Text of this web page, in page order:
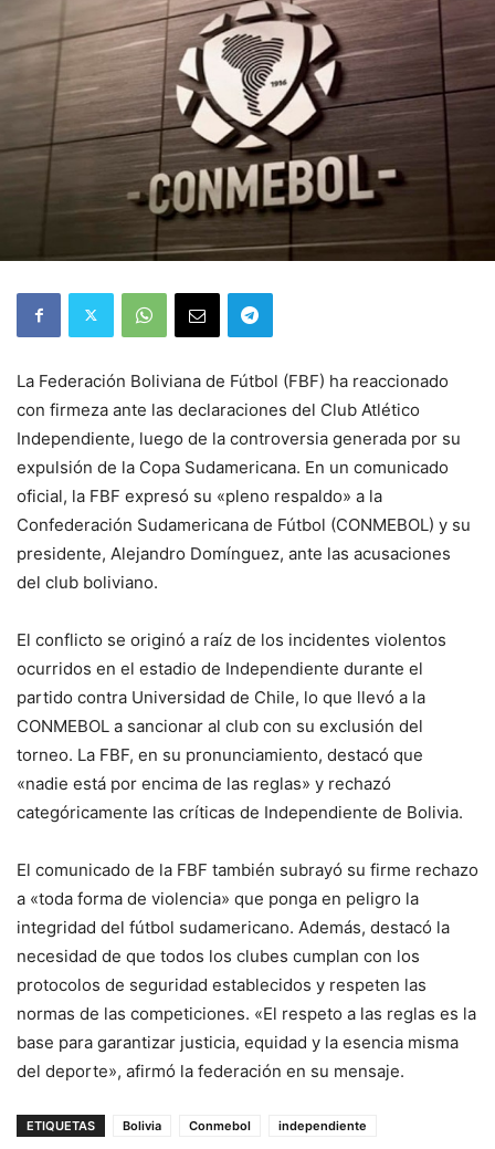
La Federación Boliviana de Fútbol (FBF) ha reaccionado
con firmeza ante las declaraciones del Club Atlético
Independiente, luego de la controversia generada por su
expulsión de la Copa Sudamericana. En un comunicado
oficial, la FBF expresó su «pleno respaldo» a la
Confederación Sudamericana de Fútbol (CONMEBOL) y su
presidente, Alejandro Domínguez, ante las acusaciones
del club boliviano.
El conflicto se originó a raíz de los incidentes violentos
ocurridos en el estadio de Independiente durante el
partido contra Universidad de Chile, lo que llevó a la
CONMEBOL a sancionar al club con su exclusión del
torneo. La FBF, en su pronunciamiento, destacó que
«nadie está por encima de las reglas» y rechazó
categóricamente las críticas de Independiente de Bolivia.
El comunicado de la FBF también subrayó su firme rechazo
a «toda forma de violencia» que ponga en peligro la
integridad del fútbol sudamericano. Además, destacó la
necesidad de que todos los clubes cumplan con los
protocolos de seguridad establecidos y respeten las
normas de las competiciones. «El respeto a las reglas es la
base para garantizar justicia, equidad y la esencia misma
del deporte», afirmó la federación en su mensaje.
ETIQUETAS Bolivia Conmebol independiente